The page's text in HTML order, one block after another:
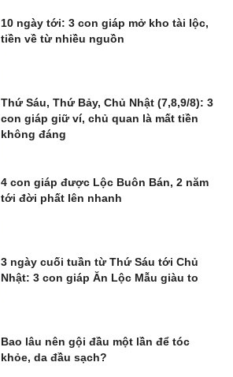
10 ngày tới: 3 con giáp mở kho tài lộc,
tiền về từ nhiều nguồn
Thứ Sáu, Thứ Bảy, Chủ Nhật (7,8,9/8): 3
con giáp giữ ví, chủ quan là mất tiền
không đáng
4 con giáp được Lộc Buôn Bán, 2 năm
tới đời phất lên nhanh
3 ngày cuối tuần từ Thứ Sáu tới Chủ
Nhật: 3 con giáp Ăn Lộc Mẫu giàu to
Bao lâu nên gội đầu một lần để tóc
khỏe, da đầu sạch?